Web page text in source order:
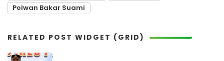
Polwan Bakar Suami
RELATED POST WIDGET (GRID)